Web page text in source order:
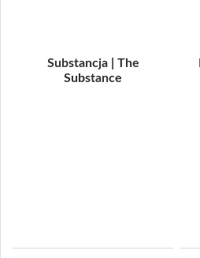
Substancja | The
Substance